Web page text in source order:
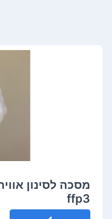
ffp3